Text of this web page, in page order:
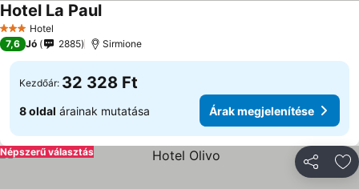
3 Kategória
Hotel
Hotel La Paul
7,6 Jó 2885 Sirmione
Kezdőár: 32 328 Ft
8 oldal árainak mutatása Árak megjelenítése
Népszerű választás